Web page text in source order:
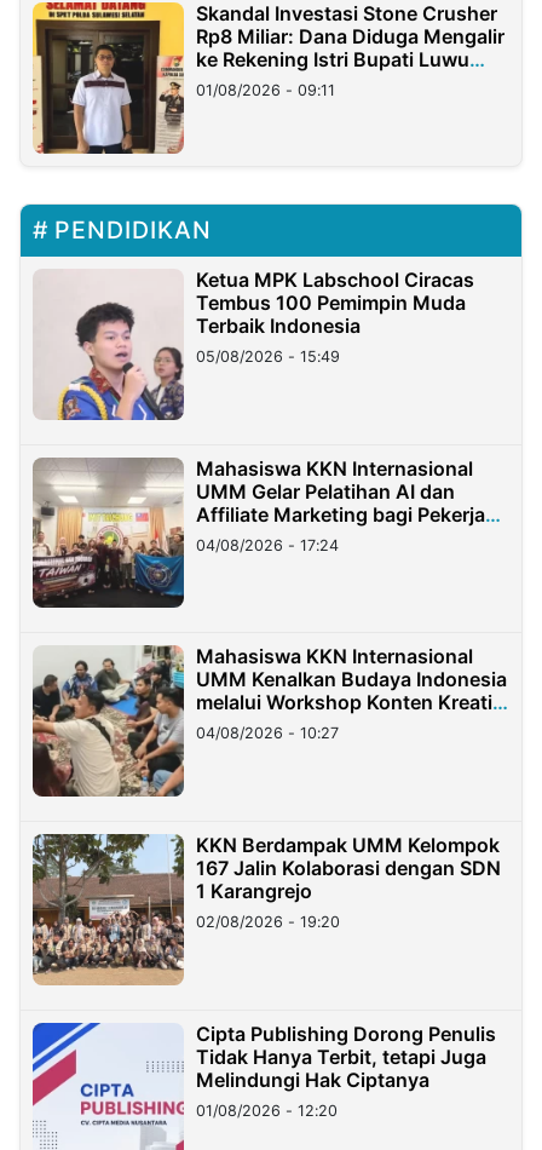
Skandal Investasi Stone Crusher
Rp8 Miliar: Dana Diduga Mengalir
ke Rekening Istri Bupati Luwu
Timur
01/08/2026 - 09:11
PENDIDIKAN
Ketua MPK Labschool Ciracas
Tembus 100 Pemimpin Muda
Terbaik Indonesia
05/08/2026 - 15:49
Mahasiswa KKN Internasional
UMM Gelar Pelatihan AI dan
Affiliate Marketing bagi Pekerja
Migran Indonesia di Taiwan
04/08/2026 - 17:24
Mahasiswa KKN Internasional
UMM Kenalkan Budaya Indonesia
melalui Workshop Konten Kreatif
di Taiwan
04/08/2026 - 10:27
KKN Berdampak UMM Kelompok
167 Jalin Kolaborasi dengan SDN
1 Karangrejo
02/08/2026 - 19:20
Cipta Publishing Dorong Penulis
Tidak Hanya Terbit, tetapi Juga
Melindungi Hak Ciptanya
01/08/2026 - 12:20